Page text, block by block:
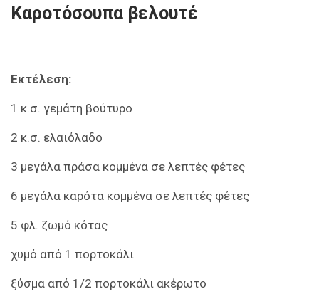
Καροτόσουπα βελουτέ
Εκτέλεση:
1 κ.σ. γεμάτη βούτυρο
2 κ.σ. ελαιόλαδο
3 μεγάλα πράσα κομμένα σε λεπτές φέτες
6 μεγάλα καρότα κομμένα σε λεπτές φέτες
5 φλ. ζωμό κότας
χυμό από 1 πορτοκάλι
ξύσμα από 1/2 πορτοκάλι ακέρωτο